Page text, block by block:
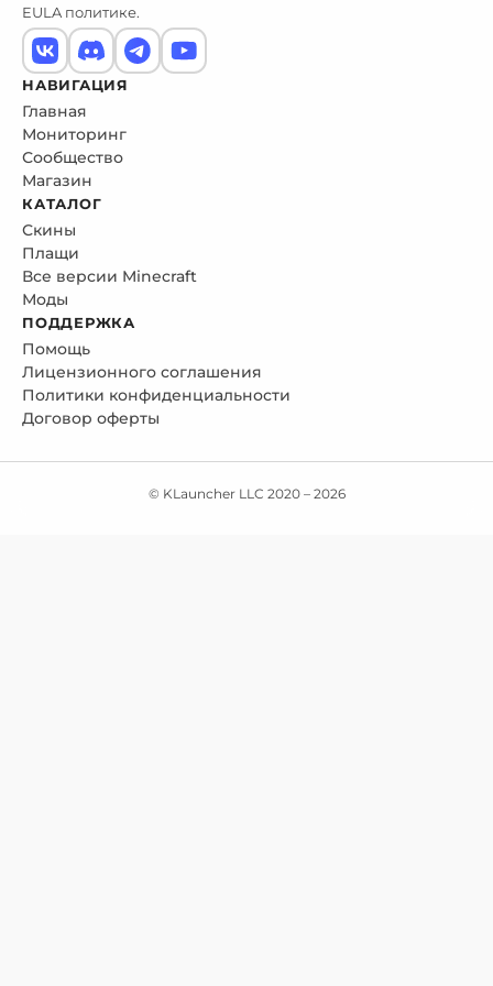
EULA политике.
НАВИГАЦИЯ
Главная
Мониторинг
Сообщество
Магазин
КАТАЛОГ
Скины
Плащи
Все версии Minecraft
Моды
ПОДДЕРЖКА
Помощь
Лицензионного соглашения
Политики конфиденциальности
Договор оферты
© KLauncher LLC 2020 – 2026